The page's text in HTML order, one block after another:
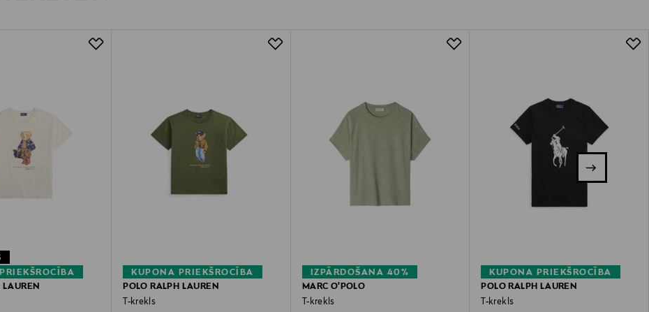
LAUREN
KUPONA PRIEKŠROCĪBA
POLO RALPH LAUREN
T-krekls
IZPĀRDOŠANA 40%
MARC O'POLO
T-krekls
KUPONA PRIEKŠROCĪBA
POLO RALPH LAUREN
T-krekls